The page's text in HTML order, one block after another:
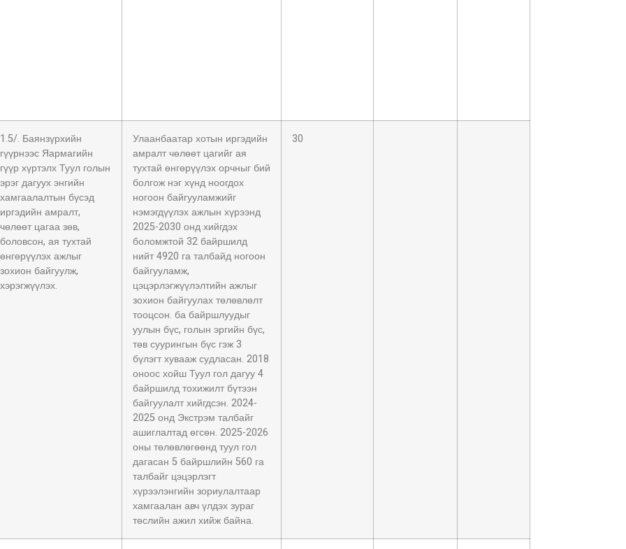
1.5/. Баянзүрхийн
гүүрнээс Яармагийн
гүүр хүртэлх Туул голын
эрэг дагуух энгийн
хамгаалалтын бүсэд
иргэдийн амралт,
чөлөөт цагаа зөв,
боловсон, ая тухтай
өнгөрүүлэх ажлыг
зохион байгуулж,
хэрэгжүүлэх.
Улаанбаатар хотын иргэдийн
амралт чөлөөт цагийг ая
тухтай өнгөрүүлэх орчныг бий
болгож нэг хүнд ноогдох
ногоон байгууламжийг
нэмэгдүүлэх ажлын хүрээнд
2025-2030 онд хийгдэх
боломжтой 32 байршилд
нийт 4920 га талбайд ногоон
байгууламж,
цэцэрлэгжүүлэлтийн ажлыг
зохион байгуулах төлөвлөлт
тооцсон. ба байршлуудыг
уулын бүс, голын эргийн бүс,
төв суурингын бүс гэж 3
бүлэгт хувааж судласан. 2018
оноос хойш Туул гол дагуу 4
байршилд тохижилт бүтээн
байгуулалт хийгдсэн. 2024-
2025 онд Экстрэм талбайг
ашиглалтад өгсөн. 2025-2026
оны төлөвлөгөөнд туул гол
дагасан 5 байршлийн 560 га
талбайг цэцэрлэгт
хүрээлэнгийн зориулалтаар
хамгаалан авч үлдэх зураг
төслийн ажил хийж байна.
30